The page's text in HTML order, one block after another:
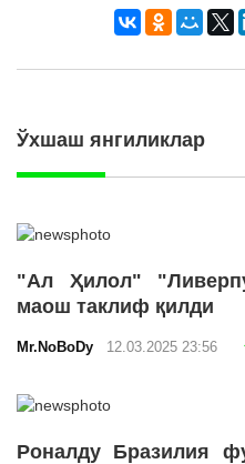
Ўхшаш янгиликлар
"Ал Ҳилол"
маош таклиф қилди
Mr.NoBoDy 12.03.2025 23:56
Роналду Бразилия